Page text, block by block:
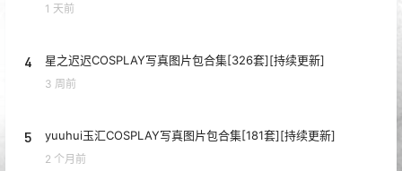
1 天前
4 星之迟迟COSPLAY写真图片包合集[326套][持续更新]
3 周前
5 yuuhui玉汇COSPLAY写真图片包合集[181套][持续更新]
2 个月前